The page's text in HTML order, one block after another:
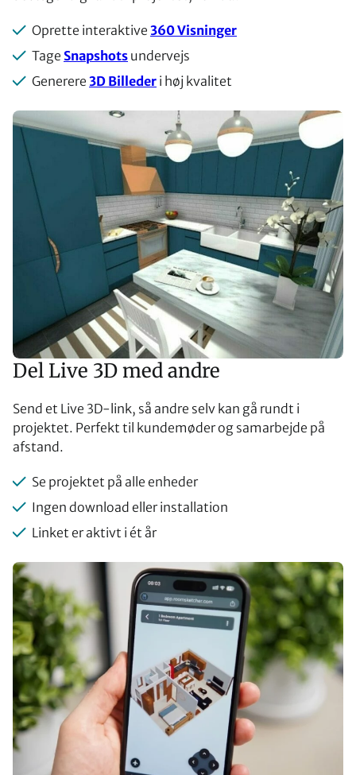
Oprette interaktive 360 Visninger
Tage Snapshots undervejs
Generere 3D Billeder i høj kvalitet
Del Live 3D med andre
Send et Live 3D-link, så andre selv kan gå rundt i
projektet. Perfekt til kundemøder og samarbejde på
afstand.
Se projektet på alle enheder
Ingen download eller installation
Linket er aktivt i ét år